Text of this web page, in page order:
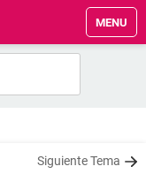
MENU
Siguiente Tema